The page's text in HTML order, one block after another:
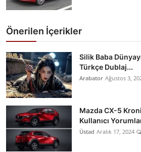
Önerilen İçerikler
Silik Baba
Türkçe Dublaj...
Arabator Ağustos 3,
Mazda CX-5
Kullanıcı
Üstad Aralık 17, 2024